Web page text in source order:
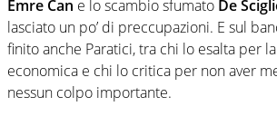
Emre Can e lo scambio sfumato De
lasciato un po’ di preccupazioni. E sul
finito anche Paratici, tra chi lo esalta per
economica e chi lo critica per non aver
nessun colpo importante.